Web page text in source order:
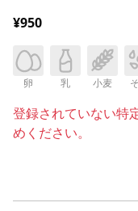
¥950
卵 乳 小麦
登録されていない特
めください。